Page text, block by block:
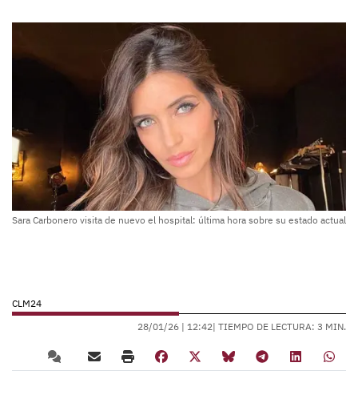
Sara Carbonero visita de nuevo el hospital: última hora sobre su estado actual
CLM24
28/01/26 | 12:42| TIEMPO DE LECTURA: 3 MIN.